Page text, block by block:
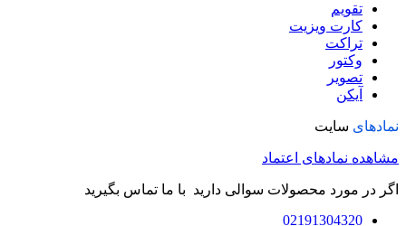
تقویم
کارت ویزیت
تراکت
وکتور
تصویر
آیکن
نمادهای سایت
مشاهده نمادهای اعتماد
اگر در مورد محصولات سوالی دارید با ما تماس بگیرید
02191304320